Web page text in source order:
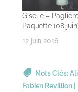
Giselle –
Paquette (08 juin)
12 juin 2016
Mots Clés:
Fabien Revillion|